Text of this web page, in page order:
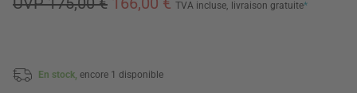
TVA incluse, livraison gratuite*
En stock, encore 1 disponible